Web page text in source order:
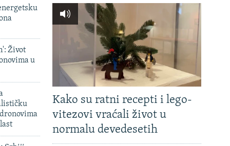
Život
u
Kako su ratni recepti i lego-
vitezovi vraćali život u
normalu devedesetih